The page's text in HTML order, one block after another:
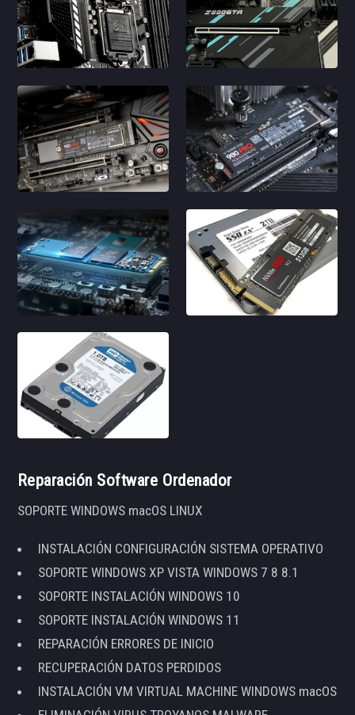
Reparación Software Ordenador
SOPORTE WINDOWS macOS LINUX
INSTALACIÓN CONFIGURACIÓN SISTEMA OPERATIVO
SOPORTE WINDOWS XP VISTA WINDOWS 7 8 8.1
SOPORTE INSTALACIÓN WINDOWS 10
SOPORTE INSTALACIÓN WINDOWS 11
REPARACIÓN ERRORES DE INICIO
RECUPERACIÓN DATOS PERDIDOS
INSTALACIÓN VM VIRTUAL MACHINE WINDOWS macOS